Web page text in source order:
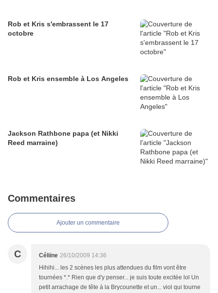
Rob et Kris s'embrassent le 17
octobre
Rob et Kris ensemble à Los Angeles
Jackson Rathbone papa (et Nikki
Reed marraine)
Commentaires
Ajouter un commentaire
C Céliine 26/10/2009 14:36
Hihihi... les 2 scènes les plus attendues du film vont être
tournées *.* Rien que d'y penser... je suis toute excitée lol Un
petit arrachage de tête à la Brycounette et un... viol qui tourne